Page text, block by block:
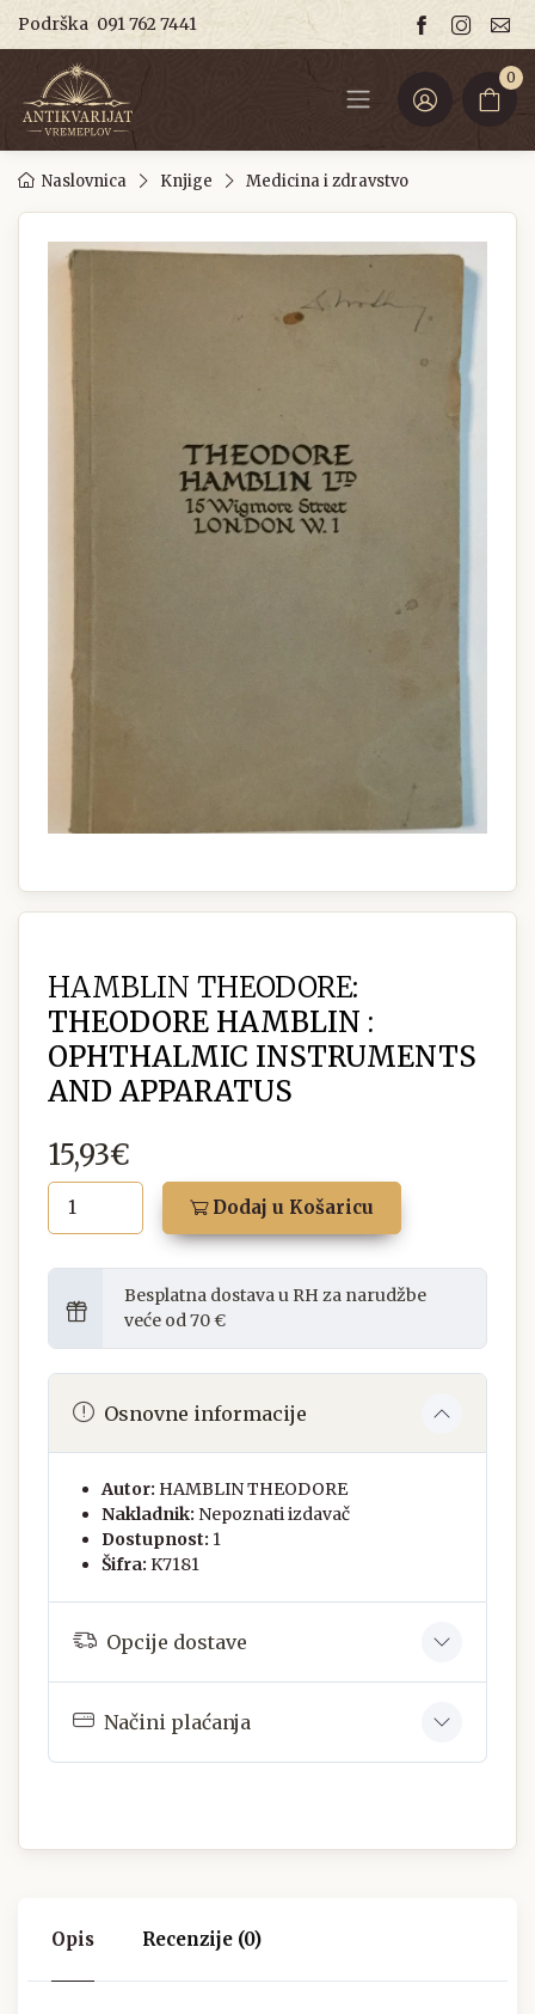
Podrška 091 762 7441
0
Naslovnica Knjige Medicina i zdravstvo
HAMBLIN THEODORE:
THEODORE HAMBLIN :
OPHTHALMIC INSTRUMENTS
AND APPARATUS
15,93€
Dodaj u Košaricu
Besplatna dostava u RH za narudžbe
veće od 70 €
Osnovne informacije
Autor: HAMBLIN THEODORE
Nakladnik: Nepoznati izdavač
Dostupnost: 1
Šifra: K7181
Opcije dostave
Načini plaćanja
Opis Recenzije (0)